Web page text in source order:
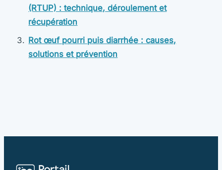
(RTUP) : technique, déroulement et
récupération
Rot œuf pourri puis diarrhée : causes,
solutions et prévention